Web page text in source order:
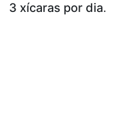
3 xícaras por dia.